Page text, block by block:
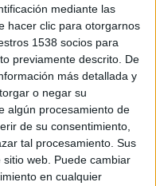
mediante las
hacer clic para otorgarnos
1538 socios para
previamente descrito. De
más detallada y
o negar su
algún procesamiento de
de su consentimiento,
tal procesamiento. Sus
web. Puede cambiar
en cualquier
decret digui que
hagut canvis
respecte
que no és
de l'Agència
on es diu que "els